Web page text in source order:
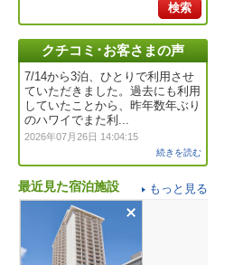
検索
クチコミ･お客さまの声
7/14から3泊、ひとりで利用させ
ていただきました。過去にも利用
していたことから、昨年数年ぶり
のハワイでまた利...
2026年07月26日 14:04:15
続きを読む
最近見た宿泊施設 もっと見る